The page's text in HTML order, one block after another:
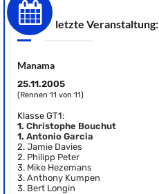
letzte Veranstaltung:
Manama
25.11.2005
(Rennen 11 von 11)
Klasse GT1:
1. Christophe Bouchut
1. Antonio Garcia
2. Jamie Davies
2. Philipp Peter
3. Mike Hezemans
3. Anthony Kumpen
3. Bert Longin